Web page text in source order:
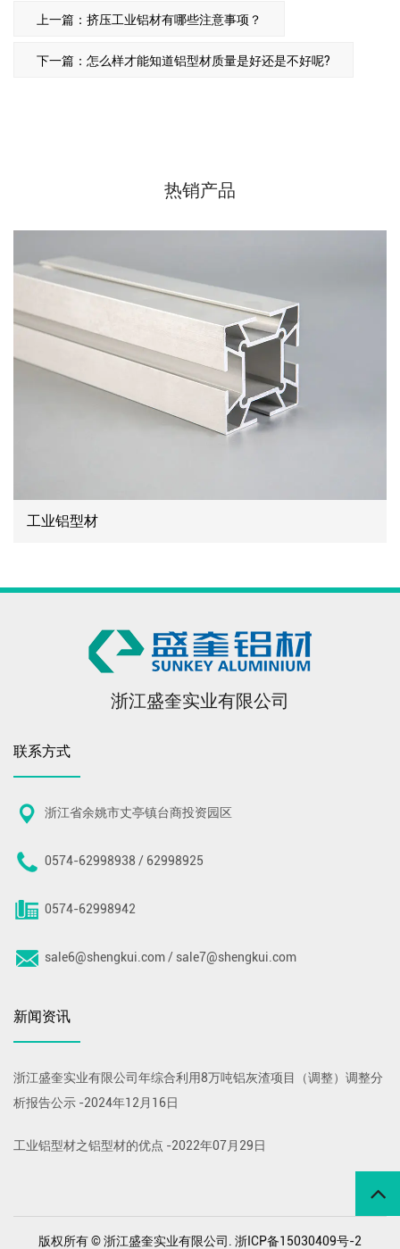
上一篇：挤压工业铝材有哪些注意事项？
下一篇：怎么样才能知道铝型材质量是好还是不好呢?
热销产品
工业铝型材
浙江盛奎实业有限公司
联系方式
浙江省余姚市丈亭镇台商投资园区
0574-62998938 / 62998925
0574-62998942
sale6@shengkui.com / sale7@shengkui.com
新闻资讯
浙江盛奎实业有限公司年综合利用8万吨铝灰渣项目（调整）调整分
析报告公示 -2024年12月16日
工业铝型材之铝型材的优点 -2022年07月29日
版权所有 © 浙江盛奎实业有限公司. 浙ICP备15030409号-2